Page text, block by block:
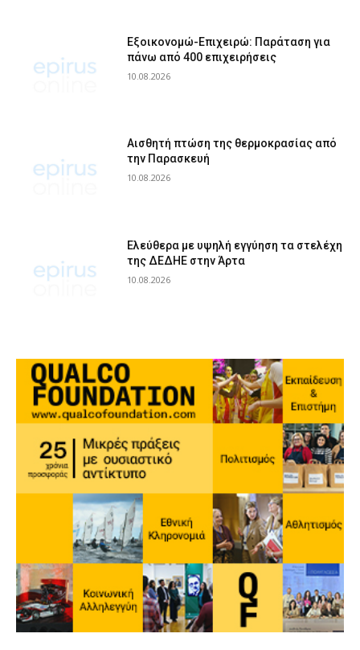
Εξοικονομώ-Επιχειρώ: Παράταση για
πάνω από 400 επιχειρήσεις
10.08.2026
Αισθητή πτώση της θερμοκρασίας από
την Παρασκευή
10.08.2026
Ελεύθερα με υψηλή εγγύηση τα στελέχη
της ΔΕΔΗΕ στην Άρτα
10.08.2026